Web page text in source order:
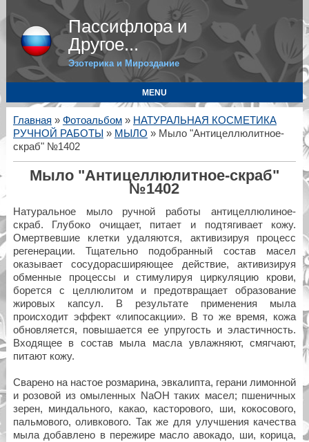
Пассифлора и
Другое...
Эзотерика и Мироздание
MENU
Главная » Фотоальбом» НАТУРАЛЬНАЯ КОСМЕТИКА
РУЧНОЙ РАБОТЫ » МЫЛО » Мыло "Антицеллюлитное-
cкраб" №1402
Мыло "Антицеллюлитное-cкраб"
№1402
Натуральное мыло ручной работы антицеллюлиное-
скраб. Глубоко очищает, питает и подтягивает кожу.
Омертвевшие клетки удаляются, активизируя процесс
регенерации. Тщательно подобранный состав масел
оказывает сосудорасширяющее действие, активизируя
обменные процессы и стимулируя циркуляцию крови,
борется с целлюлитом и предотвращает образование
жировых капсул. В результате применения мыла
происходит эффект «липосакции». В то же время, кожа
обновляется, повышается ее упругость и эластичность.
Входящее в состав мыла масла увлажняют, смягчают,
питают кожу.
Сварено на настое розмарина, эвкалипта, герани лимонной
и розовой из омыленных NaOH таких масел; пшеничных
зерен, миндального, какао, касторового, ши, кокосового,
пальмового, оливкового. Так же для улучшения качества
мыла добавлено в пережире масло авокадо, ши, корица,